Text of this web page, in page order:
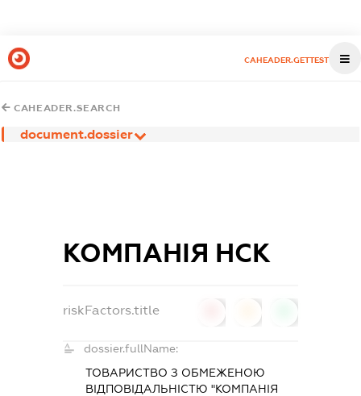
CAHEADER.GETTEST
CAHEADER.SEARCH
document.dossier
КОМПАНІЯ НСК
riskFactors.title
dossier.fullName:
ТОВАРИСТВО З ОБМЕЖЕНОЮ
ВІДПОВІДАЛЬНІСТЮ "КОМПАНІЯ